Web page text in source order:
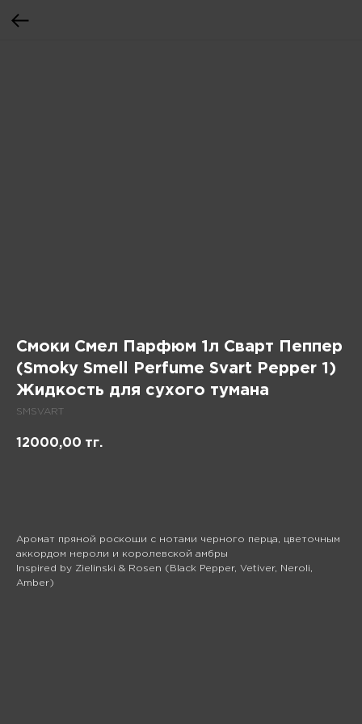
Смоки Смел Парфюм 1л Сварт Пеппер
(Smoky Smell Perfume Svart Pepper 1)
Жидкость для сухого тумана
SMSVART
12000,00 тг.
Аромат пряной роскоши с нотами черного перца, цветочным
аккордом нероли и королевской амбры
Inspired by Zielinski & Rosen (Black Pepper, Vetiver, Neroli,
Amber)